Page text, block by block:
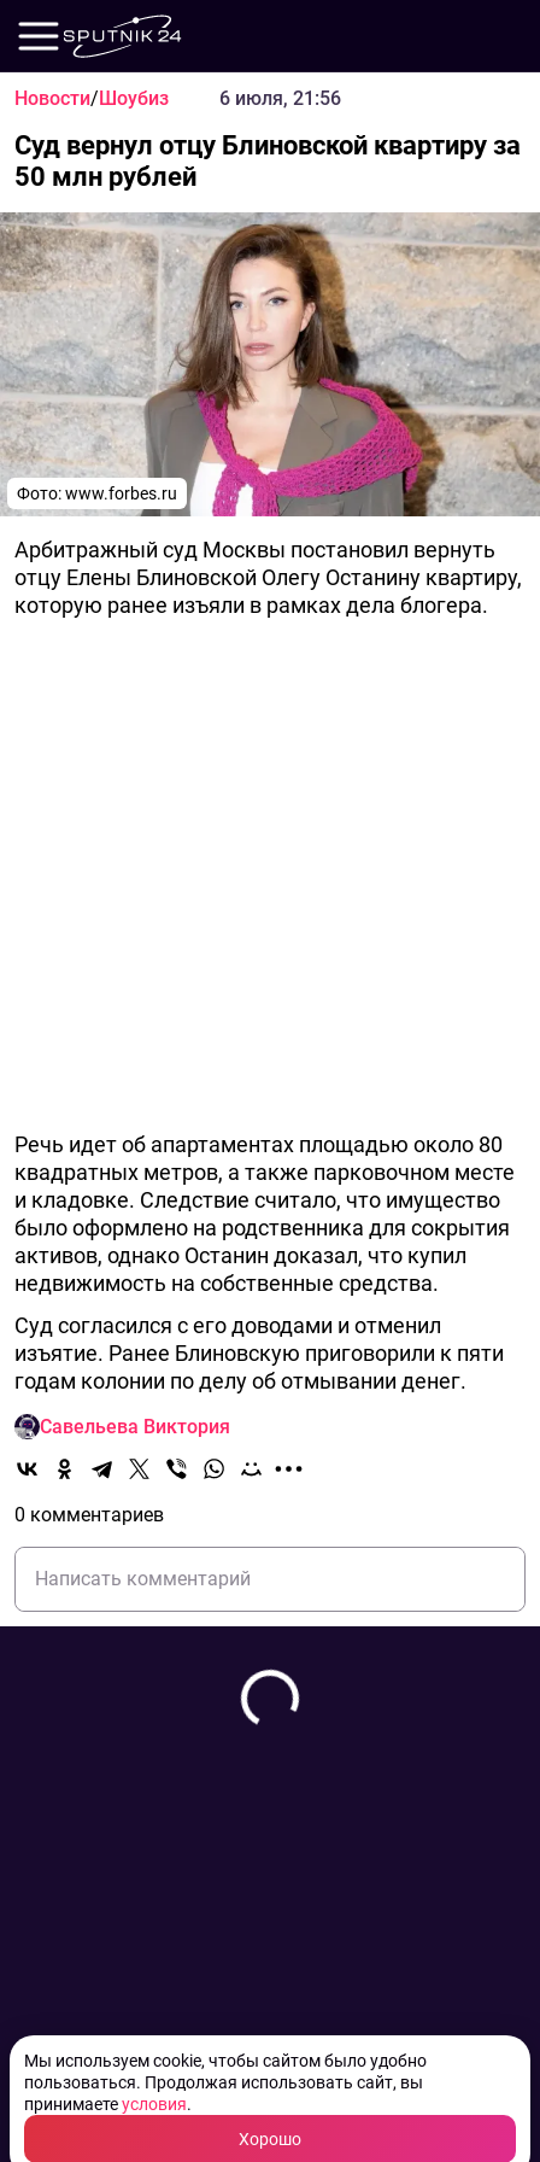
Мы используем cookie, чтобы сайтом было удобно
пользоваться. Продолжая использовать сайт, вы
принимаетеусловия.
Хорошо
Новости/Шоубиз 6 июля, 21:56
Суд вернул отцу Блиновской квартиру за
50 млн рублей
Фото:www.forbes.ru
Арбитражный суд Москвы постановил вернуть
отцу Елены Блиновской Олегу Останину квартиру,
которую ранее изъяли в рамках дела блогера.
Речь идет об апартаментах площадью около 80
квадратных метров, а также парковочном месте
и кладовке. Следствие считало, что имущество
было оформлено на родственника для сокрытия
активов, однако Останин доказал, что купил
недвижимость на собственные средства.
Суд согласился с его доводами и отменил
изъятие. Ранее Блиновскую приговорили к пяти
годам колонии по делу об отмывании денег.
Савельева Виктория
0 комментариев